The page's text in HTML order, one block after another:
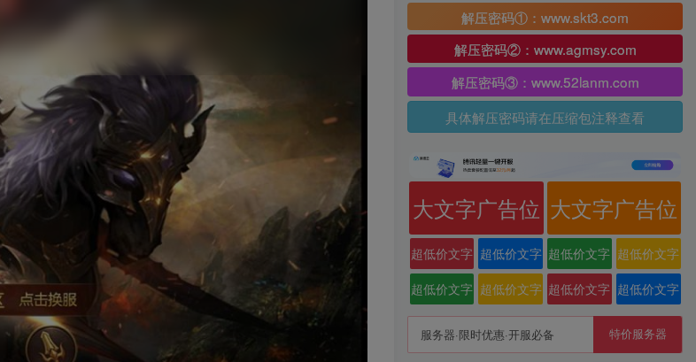
解压密码①：www.skt3.com
解压密码②：www.agmsy.com
解压密码③：www.52lanm.com
具体解压密码请在压缩包注释查看
大文字广告位 大文字广告位
超低价文字
广告位
超低价文字
广告位
超低价文字
广告位
超低价文字
广告位
超低价文字
广告位
超低价文字
广告位
超低价文字
广告位
超低价文字
广告位
服务器·限时优惠·开服必备 特价服务器